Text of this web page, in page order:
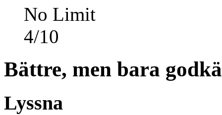
No Limit
4/10
Bättre, men bara
Lyssna